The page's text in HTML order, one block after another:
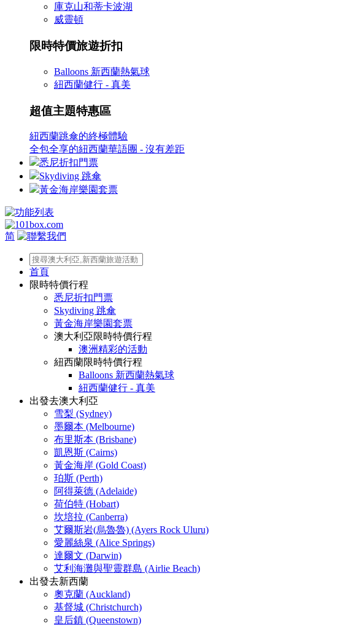
庫克山和蒂卡波湖
威靈頓
限時特價旅遊折扣
Balloons 新西蘭熱氣球
紐西蘭健行 - 真美
超值主題特惠區
紐西蘭跳傘的終極體驗
全包全享的紐西蘭華語團 - 沒有差距
悉尼折扣門票
Skydiving 跳傘
黃金海岸樂園套票
简
首頁
限時特價行程
悉尼折扣門票
Skydiving 跳傘
黃金海岸樂園套票
澳大利亞限時特價行程
澳洲精彩的活動
紐西蘭限時特價行程
Balloons 新西蘭熱氣球
紐西蘭健行 - 真美
出發去澳大利亞
雪梨 (Sydney)
墨爾本 (Melbourne)
布里斯本 (Brisbane)
凱恩斯 (Cairns)
黃金海岸 (Gold Coast)
珀斯 (Perth)
阿得萊德 (Adelaide)
荷伯特 (Hobart)
坎培拉 (Canberra)
艾爾斯岩(烏魯魯) (Ayers Rock Uluru)
愛麗絲泉 (Alice Springs)
達爾文 (Darwin)
艾利海灘與聖靈群島 (Airlie Beach)
出發去新西蘭
奧克蘭 (Auckland)
基督城 (Christchurch)
皇后鎮 (Queenstown)